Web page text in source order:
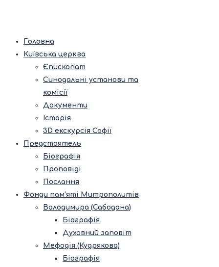
Головна
Київська церква
Єпископат
Синодальні установи та
комісії
Документи
Історія
3D екскурсія Софії
Предстоятель
Біографія
Проповіді
Послання
Фонди пам’яті Митрополитів
Володимира (Сабодана)
Біографія
Духовний заповіт
Мефодія (Кудрякова)
Біографія